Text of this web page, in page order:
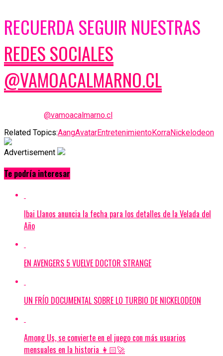
RECUERDA SEGUIR NUESTRAS
REDES SOCIALES
@VAMOACALMARNO.CL
@vamoacalmarno.cl
Related Topics:AangAvatarEntretenimientoKorraNickelodeon
Advertisement
Te podría interesar
Ibai Llanos anuncia la fecha para los detalles de la Velada del
Año
EN AVENGERS 5 VUELVE DOCTOR STRANGE
UN FRÍO DOCUMENTAL SOBRE LO TURBIO DE NICKELODEON
Among Us, se convierte en el juego con más usuarios
mensuales en la historia 👩🏻‍🚀